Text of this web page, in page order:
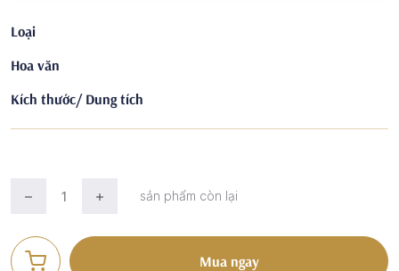
Loại
Hoa văn
Kích thước/ Dung tích
sản phẩm còn lại
Mua ngay